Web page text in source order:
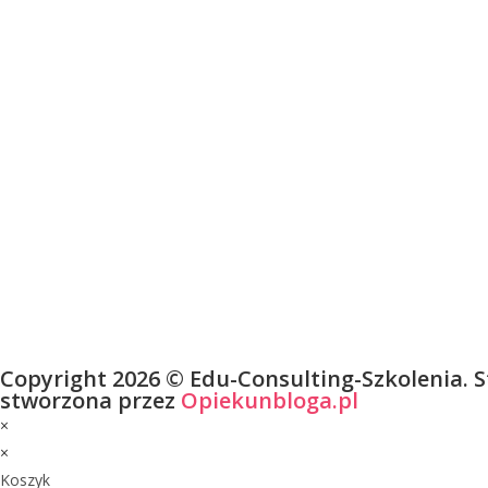
Copyright 2026 © Edu-Consulting-Szkolenia.
stworzona przez Opiekunbloga.pl
×
×
Koszyk